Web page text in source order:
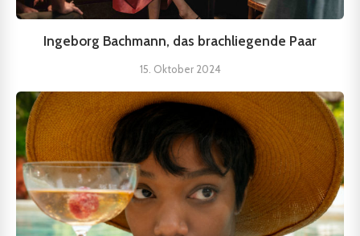
Ingeborg Bachmann, das brachliegende Paar
15. Oktober 2024